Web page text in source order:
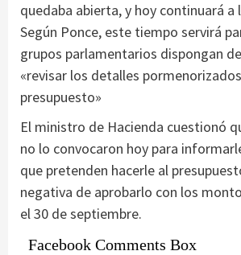
quedaba abierta, y hoy continuará a
Según Ponce, este tiempo servirá
grupos parlamentarios dispongan
«revisar los detalles
presupuesto»
El ministro de Hacienda cuestionó
no lo convocaron hoy para
que pretenden hacerle al
negativa de aprobarlo con los
el 30 de septiembre.
Facebook Comments Box